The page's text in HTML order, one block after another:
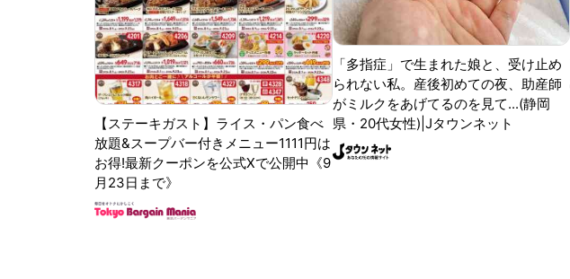
【ステーキガスト】ライス・パン食べ
放題&スープバー付きメニュー1111円は
お得!最新クーポンを公式Xで公開中《9
月23日まで》
「多指症」で生まれた娘と、受け止め
られない私。産後初めての夜、助産師
がミルクをあげてるのを見て...(静岡
県・20代女性)|Jタウンネット